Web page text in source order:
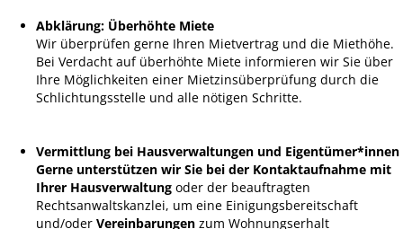
Abklärung: Überhöhte Miete
Wir überprüfen gerne Ihren Mietvertrag und die Miethöhe.
Bei Verdacht auf überhöhte Miete informieren wir Sie über
Ihre Möglichkeiten einer Mietzinsüberprüfung durch die
Schlichtungsstelle und alle nötigen Schritte.
Vermittlung bei Hausverwaltungen und Eigentümer*innen
Gerne unterstützen wir Sie bei der Kontaktaufnahme mit
Ihrer Hausverwaltung oder der beauftragten
Rechtsanwaltskanzlei, um eine Einigungsbereitschaft
und/oder Vereinbarungen zum Wohnungserhalt